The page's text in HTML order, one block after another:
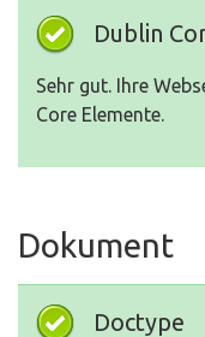
Dublin
Sehr gut. Ihre
Core Elemente.
Dokument
Doctype